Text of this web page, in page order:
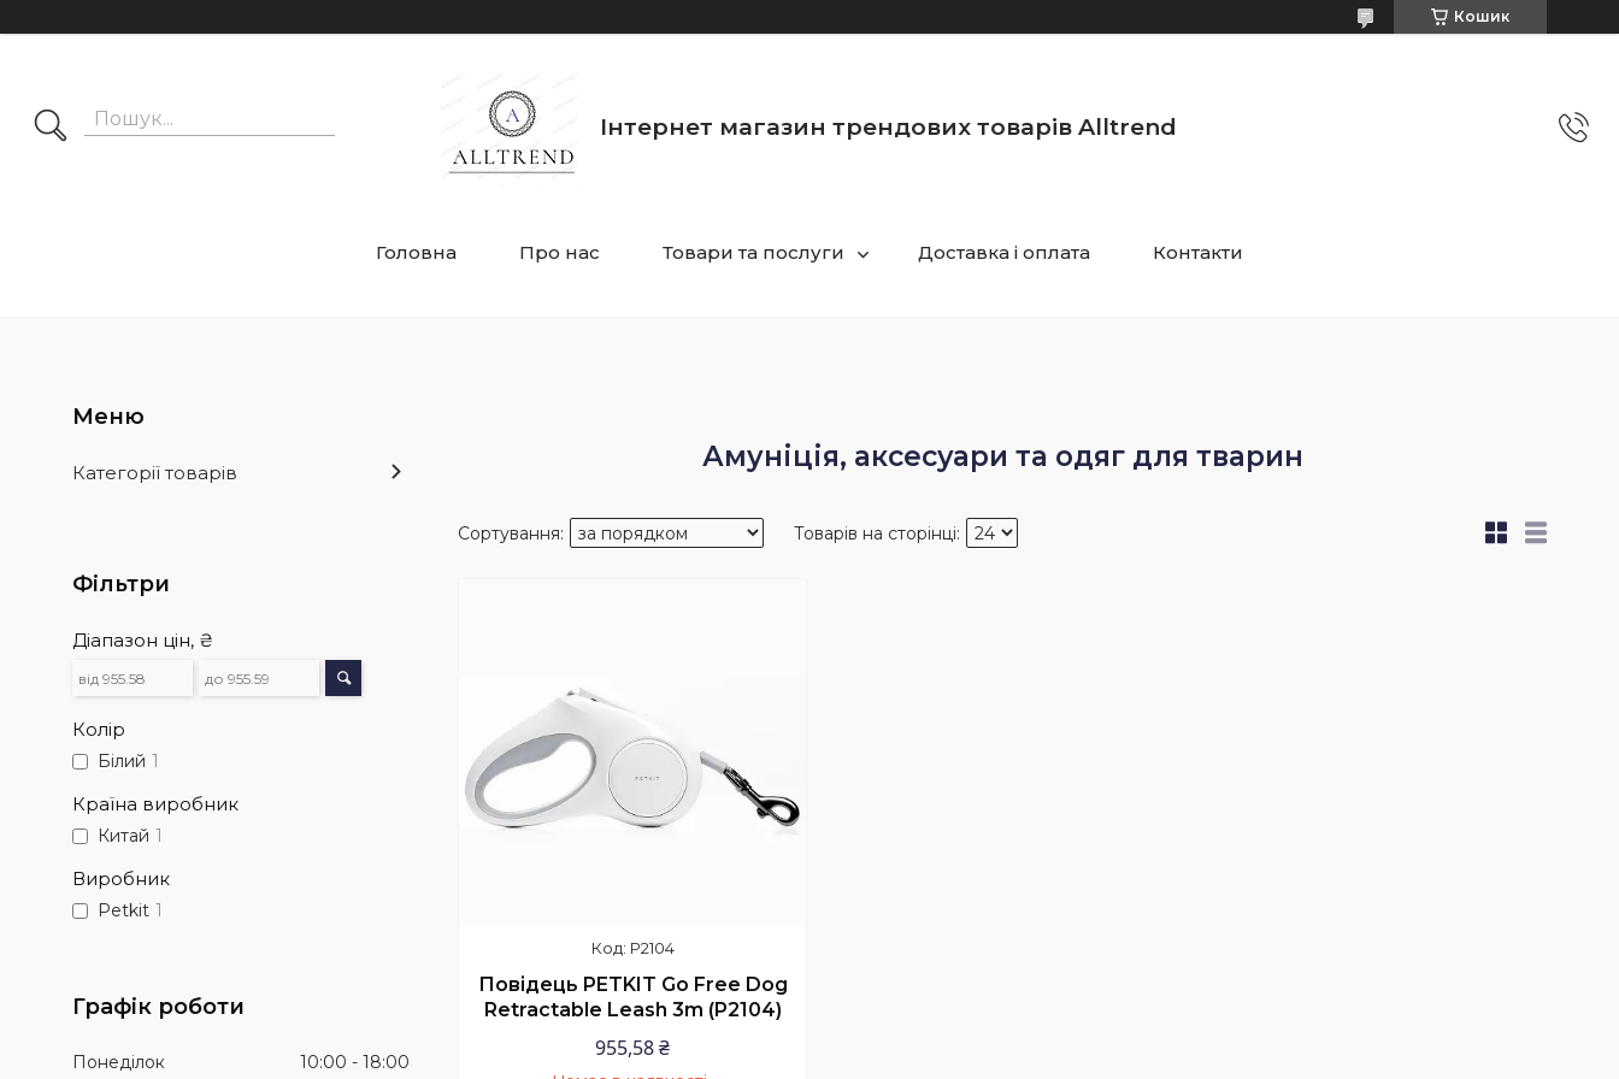
Кошик
Інтернет магазин трендових товарів Alltrend
Головна Про нас Товари та послуги Доставка і оплата Контакти
Амуніція, аксесуари та одяг для тварин
P2104
Повідець PETKIT Go Free Dog
Retractable Leash 3m (P2104)
955,58 ₴
Категорії товарів
Фільтри
Діапазон цін, ₴
Колір
Білий 1
Країна виробник
Китай 1
Виробник
Petkit 1
Графік роботи
Понеділок 10:00
18:00